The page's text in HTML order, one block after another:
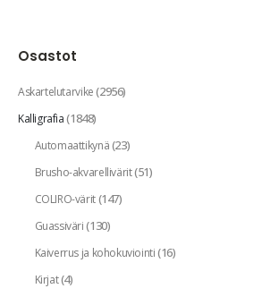
Osastot
Askartelutarvike(2956)
Kalligrafia(1848)
Automaattikynä(23)
Brusho-akvarellivärit(51)
COLIRO-värit(147)
Guassiväri(130)
Kaiverrus ja kohokuviointi(16)
Kirjat(4)